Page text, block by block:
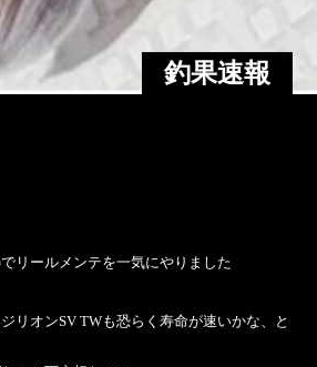
釣果速報
リールメンテを一気にやりました
リオンSV TWも恐らく寿命が速いかな、と